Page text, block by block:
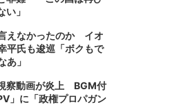
い」
えなかったのか イオ
平氏も逡巡「ボクもで
あ」
察動画が炎上 BGM付
」に「政権プロパガン